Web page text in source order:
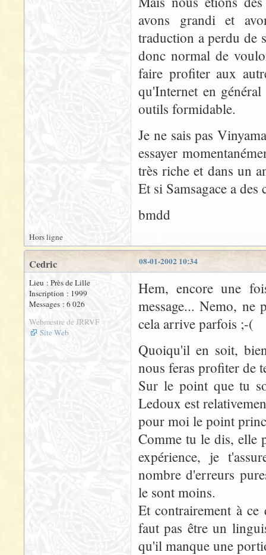
avons grandi et
traduction a perdu de
donc normal de
faire profiter aux
qu'Internet en
outils formidable.
Je ne sais pas
essayer
très riche et dans un
Et si Samsagace a
bmdd
Hors ligne
08-01-2002 10:34
Cedric
Lieu : Près de Lille
Inscription : 1999
Messages : 6 026
Webmestre de JRRVF
Site Web
Hem, encore une
message... Nemo, ne
cela arrive parfois ;-(
Quoiqu'il en soit,
nous feras profiter de
Sur le point que tu
Ledoux est
pour moi le point
Comme tu le dis, elle
expérience, je
nombre d'erreurs
le sont moins.
Et contrairement à
faut pas être un
qu'il manque une